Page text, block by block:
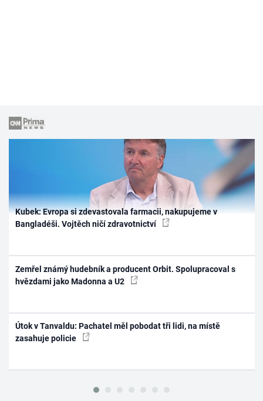
Kubek: Evropa si zdevastovala farmacii, nakupujeme v
Bangladéši. Vojtěch ničí zdravotnictví
Zemřel známý hudebník a producent Orbit. Spolupracoval s
hvězdami jako Madonna a U2
Útok v Tanvaldu: Pachatel měl pobodat tři lidi, na místě
zasahuje policie